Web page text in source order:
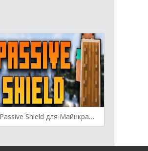
Passive Shield для Майнкрафт [1.21.3, 1.21.1, 1.21]